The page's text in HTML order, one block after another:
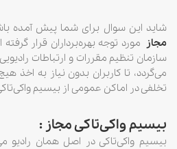
شاید این سوال برای شما پیش آمده
مجاز مورد توجه بهره‌برداران قرار
سازمان تنظیم مقررات و ارتباطات
می‌گردد، تا کاربران بدون نیاز به اخذ
تخلفی در اماکن عمومی از بیسیم
بیسیم واکی‌تاکی مجاز :
بیسیم واکی‌تاکی در اصل همان رادیو